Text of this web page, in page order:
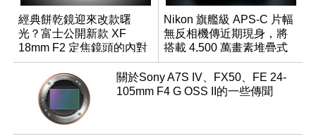
經典餅乾鏡迎來改款曙
光？富士公開新款 XF
18mm F2 定焦鏡頭的內對
焦專利
Nikon 旗艦級 APS-C 片幅
無反相機傳近期現身，將
搭載 4,500 萬畫素堆疊式
感光元件？
關於Sony A7S IV、FX50、FE 24-
105mm F4 G OSS II的一些傳聞